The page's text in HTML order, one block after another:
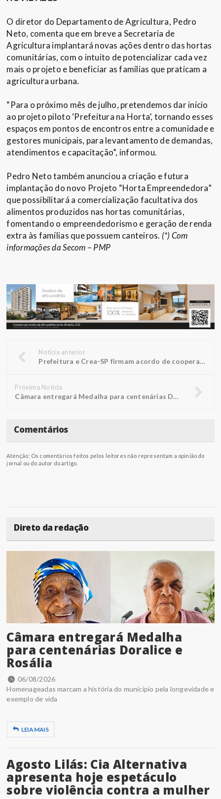
O diretor do Departamento de Agricultura, Pedro
Neto, comenta que em breve a Secretaria de
Agricultura implantará novas ações dentro das hortas
comunitárias, com o intuito de potencializar cada vez
mais o projeto e beneficiar as famílias que praticam a
agricultura urbana.
“Para o próximo mês de julho, pretendemos dar início
ao projeto piloto ‘Prefeitura na Horta’, tornando esses
espaços em pontos de encontros entre a comunidade e
gestores municipais, para levantamento de demandas,
atendimentos e capacitação”, informou.
Pedro Neto também anunciou a criação e futura
implantação do novo Projeto “Horta Empreendedora”
que possibilitará a comercialização facultativa dos
alimentos produzidos nas hortas comunitárias,
fomentando o empreendedorismo e geração de renda
extra às famílias que possuem canteiros. (*) Com
informações da Secom – PMP
Notícia anterior
Prefeitura e Crea-SP firmam acordo de cooperação técnica
Próxima Notícia
Câmara entregará Medalha para centenárias Doralice e Rosália
Comentários
Atenção: Os comentários feitos pelos leitores não representam a opinião do
jornal ou do autor do artigo.
Direto da redação
Câmara entregará Medalha
para centenárias Doralice e
Rosália
06/08/2026
Homenageadas marcam a história do município pela longevidade e
exemplo de vida
LEIA MAIS
Agosto Lilás: Cia Alternativa
apresenta hoje espetáculo
sobre violência contra a mulher